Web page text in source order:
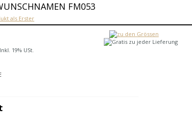
FM053
als Erster
Inkl. 19% USt.